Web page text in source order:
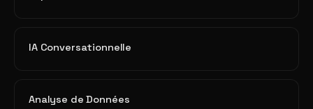
IA Conversationnelle
Analyse de Données